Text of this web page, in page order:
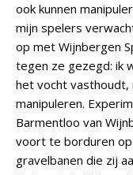
ook kunnen
mijn spelers
op met Wijnbergen
tegen ze gezegd: ik
het vocht vasthoudt,
manipuleren.
Barmentloo van
voort te borduren
gravelbanen die zij